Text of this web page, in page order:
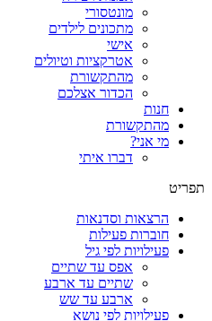
מונטסורי
מתכונים לילדים
אישי
אטרקציות וטיולים
מהתקשורת
הכדור אצלכם
חנות
מהתקשורת
מי אני?
דברו איתי
תפריט
הרצאות וסדנאות
חוברות פעילות
פעילויות לפי גיל
אפס עד שתיים
שתיים עד ארבע
ארבע עד שש
פעילויות לפי נושא